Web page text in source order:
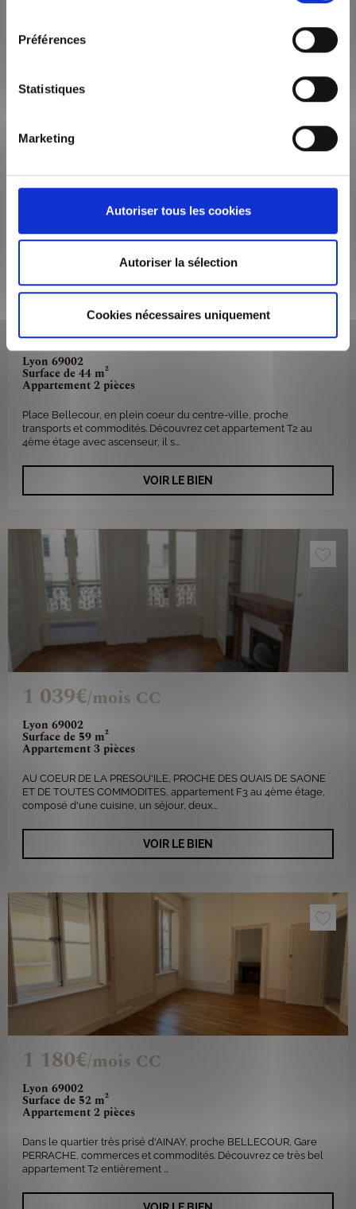
Préférences
Statistiques
Marketing
Autoriser tous les cookies
Autoriser la sélection
Cookies nécessaires uniquement
A DEUX PAS DE LA PLACE DES JACOBINS, PROCHE DE LA
Lyon 69002
Surface de 44 m²
Appartement 2 pièces
1 029€/mois CC
Place Bellecour, en plein coeur du centre-ville, proche
transports et commodités. Découvrez cet appartement T2 au
4ème étage avec ascenseur, il s...
VOIR LE BIEN
Lyon 69002
Surface de 59 m²
Appartement 3 pièces
1 039€/mois CC
AU COEUR DE LA PRESQU'ILE, PROCHE DES QUAIS DE SAONE
ET DE TOUTES COMMODITES, appartement F3 au 4ème étage,
composé d'une cuisine, un séjour, deux...
VOIR LE BIEN
Lyon 69002
Surface de 52 m²
Appartement 2 pièces
1 180€/mois CC
Dans le quartier très prisé d'AINAY, proche BELLECOUR, Gare
PERRACHE, commerces et commodités. Découvrez ce très bel
appartement T2 entièrement ...